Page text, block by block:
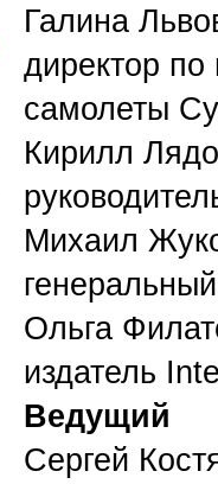
Галина
директор
самолеты
Кирилл
Михаил
Ольга
издатель
Ведущий
Сергей